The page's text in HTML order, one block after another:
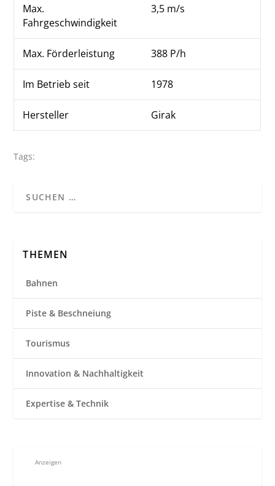
Max.
Fahrgeschwindigkeit
3,5 m/s
Max. Förderleistung 388 P/h
Im Betrieb seit 1978
Hersteller Girak
Tags:
THEMEN
Bahnen
Piste & Beschneiung
Tourismus
Innovation & Nachhaltigkeit
Expertise & Technik
Anzeigen